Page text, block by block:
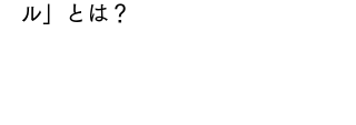
ル」とは？